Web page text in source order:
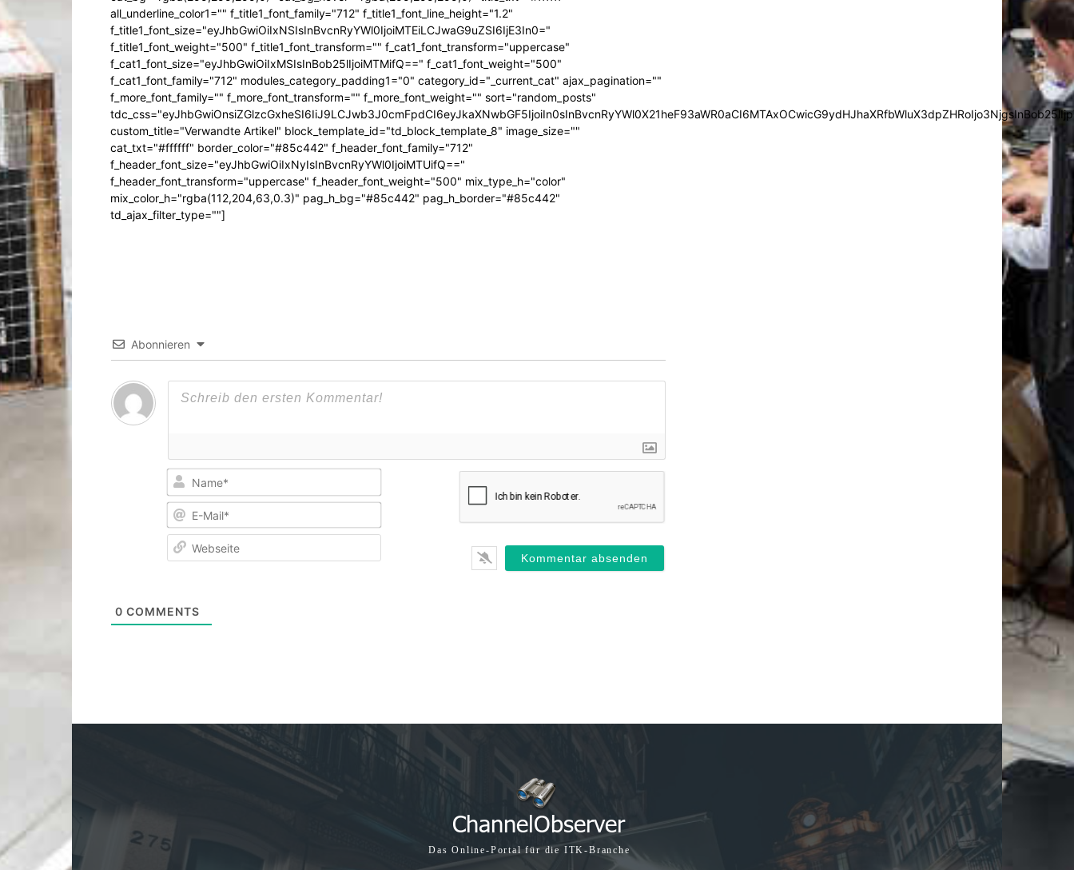
all_underline_color1="" f_title1_font_family="712" f_title1_font_line_height="1.2"
f_title1_font_size="eyJhbGwiOiIxNSIsInBvcnRyYWl0IjoiMTEiLCJwaG9uZSI6IjE3In0="
f_title1_font_weight="500" f_title1_font_transform="" f_cat1_font_transform="uppercase"
f_cat1_font_size="eyJhbGwiOiIxMSIsInBob25lIjoiMTMifQ==" f_cat1_font_weight="500"
f_cat1_font_family="712" modules_category_padding1="0" category_id="_current_cat" ajax_pagination=""
f_more_font_family="" f_more_font_transform="" f_more_font_weight="" sort="random_posts"
custom_title="Verwandte Artikel" block_template_id="td_block_template_8" image_size=""
cat_txt="#ffffff" border_color="#85c442" f_header_font_family="712"
f_header_font_size="eyJhbGwiOiIxNyIsInBvcnRyYWl0IjoiMTUifQ=="
f_header_font_transform="uppercase" f_header_font_weight="500" mix_type_h="color"
mix_color_h="rgba(112,204,63,0.3)" pag_h_bg="#85c442" pag_h_border="#85c442"
td_ajax_filter_type=""]
Abonnieren
Name*
E-
0 COMMENTS
Das Online-Portal für die ITK-Branche